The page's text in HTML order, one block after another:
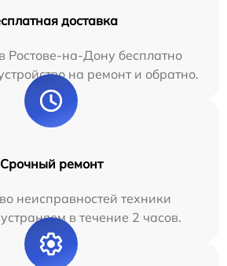
доставка
Ростове-на-Дону бесплатно
на ремонт и обратно.
Срочный ремонт
неисправностей техники
в течение 2 часов.